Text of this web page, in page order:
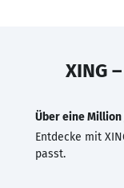
XING
Über eine Million
Entdecke mit
passt.